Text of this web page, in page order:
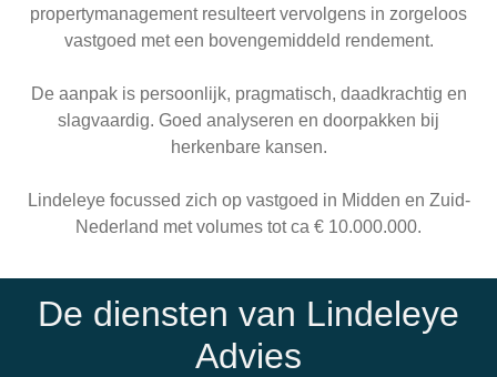
propertymanagement resulteert vervolgens in zorgeloos
vastgoed met een bovengemiddeld rendement.
De aanpak is persoonlijk, pragmatisch, daadkrachtig en
slagvaardig. Goed analyseren en doorpakken bij
herkenbare kansen.
Lindeleye focussed zich op vastgoed in Midden en Zuid-
Nederland met volumes tot ca € 10.000.000.
De diensten van Lindeleye
Advies